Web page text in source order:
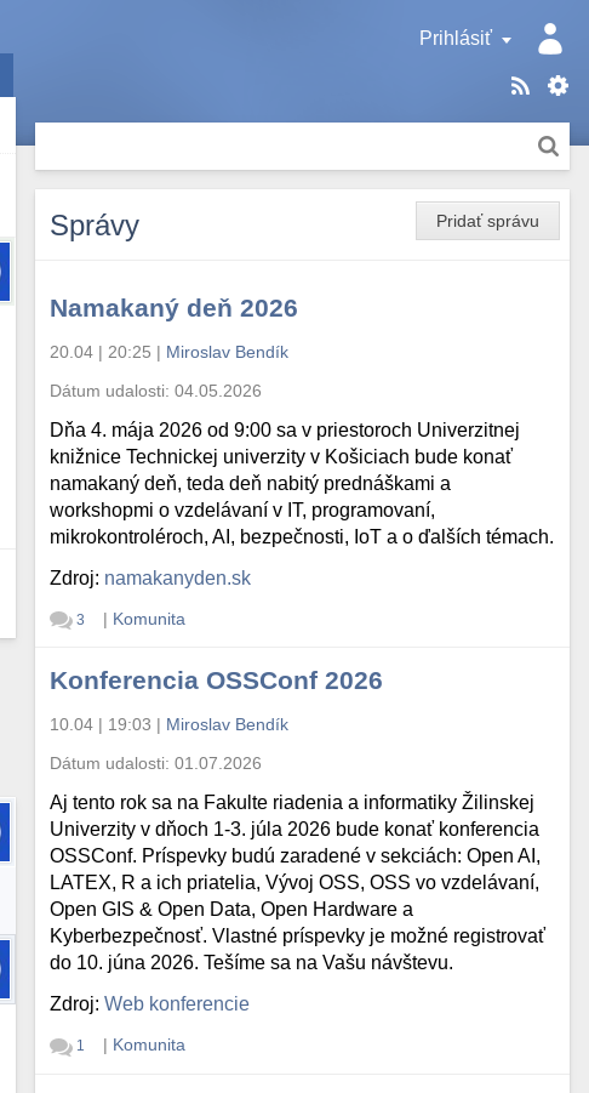
Prihlásiť
Pridať správu
Správy
Namakaný deň 2026
20.04 | 20:25 | Miroslav Bendík
Dátum udalosti:04.05.2026
Dňa 4. mája 2026 od 9:00 sa v priestoroch Univerzitnej
knižnice Technickej univerzity v Košiciach bude konať
namakaný deň, teda deň nabitý prednáškami a
workshopmi o vzdelávaní v IT, programovaní,
mikrokontroléroch, AI, bezpečnosti, IoT a o ďalších témach.
Zdroj: namakanyden.sk
3 | Komunita
Konferencia OSSConf 2026
10.04 | 19:03 | Miroslav Bendík
Dátum udalosti:01.07.2026
Aj tento rok sa na Fakulte riadenia a informatiky Žilinskej
Univerzity v dňoch 1-3. júla 2026 bude konať konferencia
OSSConf. Príspevky budú zaradené v sekciách: Open AI,
LATEX, R a ich priatelia, Vývoj OSS, OSS vo vzdelávaní,
Open GIS & Open Data, Open Hardware a
Kyberbezpečnosť. Vlastné príspevky je možné registrovať
do 10. júna 2026. Tešíme sa na Vašu návštevu.
Zdroj:Web konferencie
1 | Komunita